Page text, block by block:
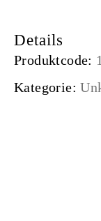
Details
Produktcode:
Kategorie: